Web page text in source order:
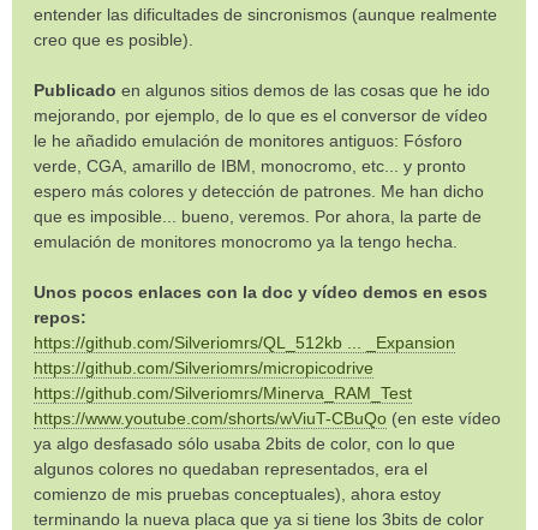
entender las dificultades de sincronismos (aunque realmente
creo que es posible).
Publicado en algunos sitios demos de las cosas que he ido
mejorando, por ejemplo, de lo que es el conversor de vídeo
le he añadido emulación de monitores antiguos: Fósforo
verde, CGA, amarillo de IBM, monocromo, etc... y pronto
espero más colores y detección de patrones. Me han dicho
que es imposible... bueno, veremos. Por ahora, la parte de
emulación de monitores monocromo ya la tengo hecha.
Unos pocos enlaces con la doc y vídeo demos en esos
repos:
https://github.com/Silveriomrs/QL_512kb ... _Expansion
https://github.com/Silveriomrs/micropicodrive
https://github.com/Silveriomrs/Minerva_RAM_Test
https://www.youtube.com/shorts/wViuT-CBuQo (en este vídeo
ya algo desfasado sólo usaba 2bits de color, con lo que
algunos colores no quedaban representados, era el
comienzo de mis pruebas conceptuales), ahora estoy
terminando la nueva placa que ya si tiene los 3bits de color